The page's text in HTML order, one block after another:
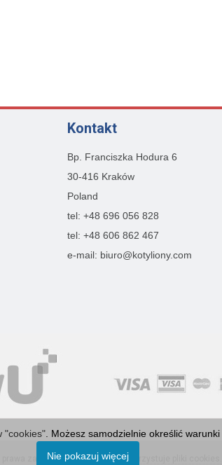
Kontakt
Bp. Franciszka Hodura 6
30-416 Kraków
Poland
tel: +48 696 056 828
tel: +48 606 862 467
e-mail: biuro@kotyliony.com
prawa zastrzeżone.Ta strona wykorzystuje pliki cookies.
"cookies". Możesz samodzielnie określić
Nie pokazuj więcej